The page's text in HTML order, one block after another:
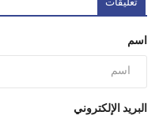
اسم
البريد الإلكتروني